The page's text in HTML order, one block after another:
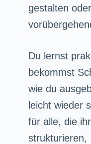
gestalten
Du lernst
bekommst
wie du
leicht wieder
für alle, die
strukturieren,